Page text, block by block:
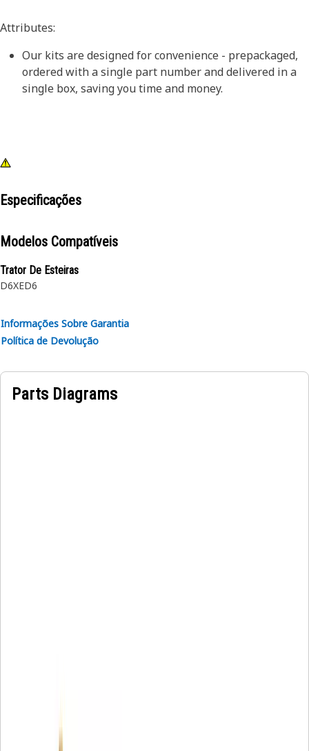
Attributes:
Our kits are designed for convenience - prepackaged,
ordered with a single part number and delivered in a
single box, saving you time and money.
Especificações
Modelos Compatíveis
Trator De Esteiras
D6XED6
Informações Sobre Garantia
Política de Devolução
Parts Diagrams